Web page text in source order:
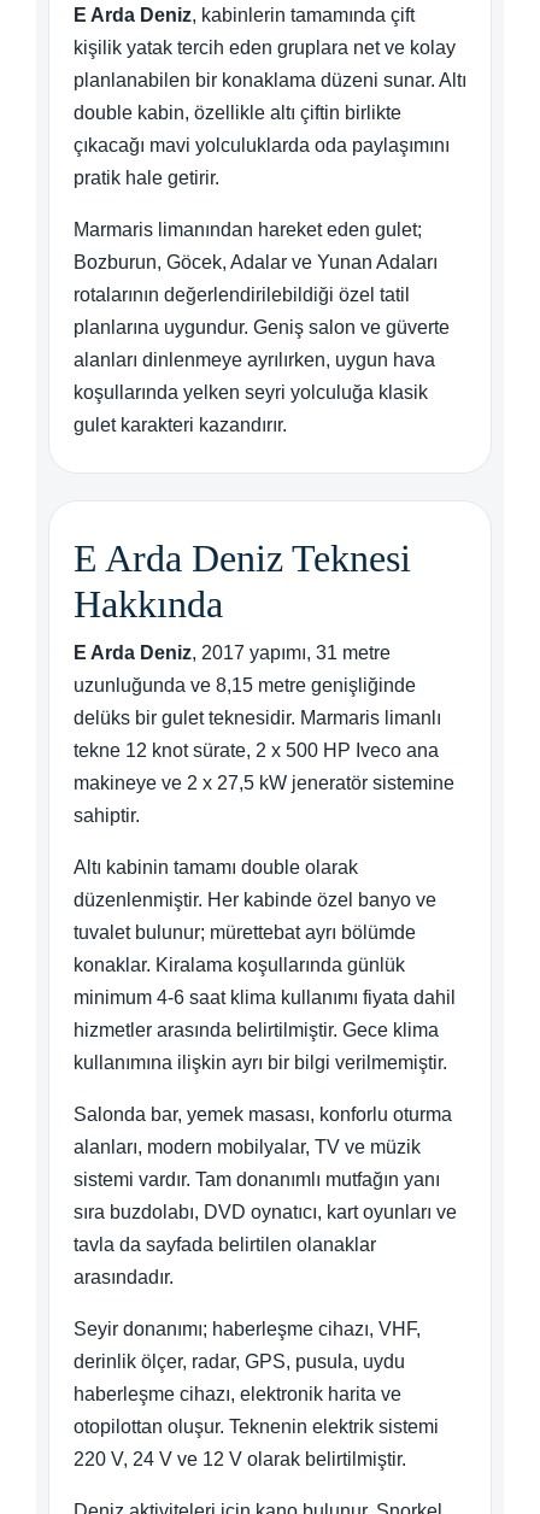
E Arda Deniz, kabinlerin tamamında çift
kişilik yatak tercih eden gruplara net ve kolay
planlanabilen bir konaklama düzeni sunar. Altı
double kabin, özellikle altı çiftin birlikte
çıkacağı mavi yolculuklarda oda paylaşımını
pratik hale getirir.
Marmaris limanından hareket eden gulet;
Bozburun, Göcek, Adalar ve Yunan Adaları
rotalarının değerlendirilebildiği özel tatil
planlarına uygundur. Geniş salon ve güverte
alanları dinlenmeye ayrılırken, uygun hava
koşullarında yelken seyri yolculuğa klasik
gulet karakteri kazandırır.
E Arda Deniz Teknesi
Hakkında
E Arda Deniz, 2017 yapımı, 31 metre
uzunluğunda ve 8,15 metre genişliğinde
delüks bir gulet teknesidir. Marmaris limanlı
tekne 12 knot sürate, 2 x 500 HP Iveco ana
makineye ve 2 x 27,5 kW jeneratör sistemine
sahiptir.
Altı kabinin tamamı double olarak
düzenlenmiştir. Her kabinde özel banyo ve
tuvalet bulunur; mürettebat ayrı bölümde
konaklar. Kiralama koşullarında günlük
minimum 4-6 saat klima kullanımı fiyata dahil
hizmetler arasında belirtilmiştir. Gece klima
kullanımına ilişkin ayrı bir bilgi verilmemiştir.
Salonda bar, yemek masası, konforlu oturma
alanları, modern mobilyalar, TV ve müzik
sistemi vardır. Tam donanımlı mutfağın yanı
sıra buzdolabı, DVD oynatıcı, kart oyunları ve
tavla da sayfada belirtilen olanaklar
arasındadır.
Seyir donanımı; haberleşme cihazı, VHF,
derinlik ölçer, radar, GPS, pusula, uydu
haberleşme cihazı, elektronik harita ve
otopilottan oluşur. Teknenin elektrik sistemi
220 V, 24 V ve 12 V olarak belirtilmiştir.